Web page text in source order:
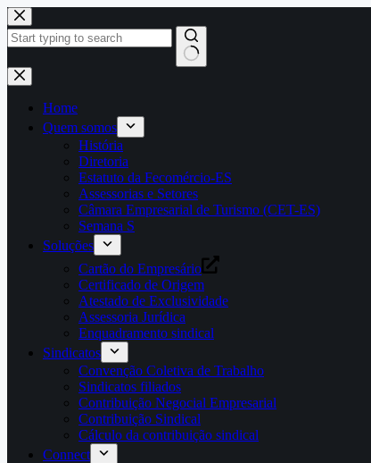
Pular
para
o
Home
Quem somos
História
Diretoria
Estatuto da Fecomércio-ES
Assessorias e Setores
Câmara Empresarial de Turismo (CET-ES)
Semana S
Soluções
Cartão do Empresário
Certificado de Origem
Atestado de Exclusividade
Assessoria Jurídica
Enquadramento sindical
Sindicatos
Convenção Coletiva de Trabalho
Sindicatos filiados
Contribuição Negocial Empresarial
Contribuição Sindical
Cálculo da contribuição sindical
Connect